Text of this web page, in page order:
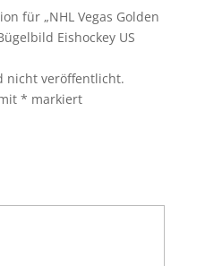
für „NHL Vegas Golden
Eishockey US
nicht veröffentlicht.
* markiert